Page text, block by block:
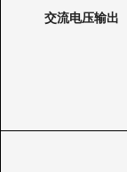
交流电压输出